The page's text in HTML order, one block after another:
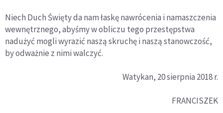
Niech Duch Święty da nam łaskę nawrócenia i namaszczenia
wewnętrznego, abyśmy w obliczu tego przestępstwa
nadużyć mogli wyrazić naszą skruchę i naszą stanowczość,
by odważnie z nimi walczyć.
Watykan, 20 sierpnia 2018 r.
FRANCISZEK